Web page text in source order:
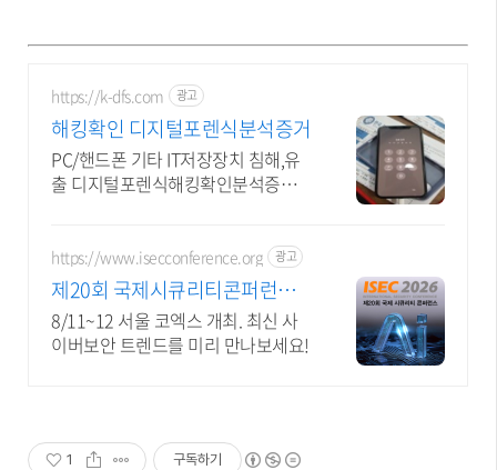
https://k-dfs.com 광고
해킹확인 디지털포렌식분석증거
PC/핸드폰 기타 IT저장장치 침해,유
출 디지털포렌식해킹확인분석증거
https://www.isecconference.org 광고
제20회 국제시큐리티콘퍼런스 I
SEC 2026
8/11~12 서울 코엑스 개최. 최신 사
이버보안 트렌드를 미리 만나보세요!
1 구독하기